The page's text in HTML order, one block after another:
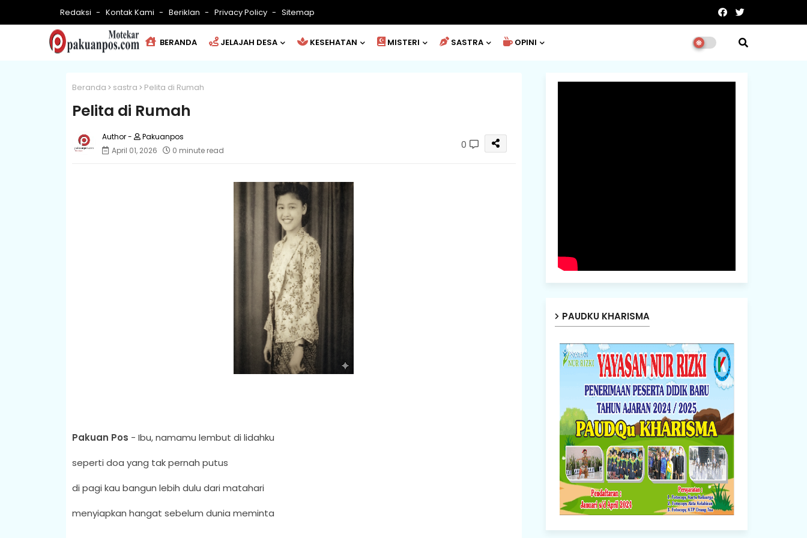
Redaksi Kontak Kami Beriklan Privacy Policy Sitemap
BERANDA JELAJAH DESA KESEHATAN MISTERI SASTRA OPINI
Beranda sastra Pelita di Rumah
Pelita di Rumah
Pakuanpos
April 01, 2026
0 minute read 0
Pakuan Pos - Ibu, namamu lembut di lidahku
seperti doa yang tak pernah putus
di pagi kau bangun lebih dulu dari matahari
menyiapkan hangat sebelum dunia meminta
PAUDKU KHARISMA